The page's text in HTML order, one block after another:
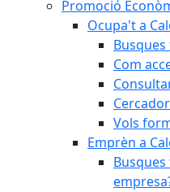
Promoció
Ocupa't a
Busques
Com
Vols
Emprèn a